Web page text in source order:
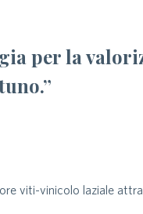
per la
viti-vinicolo laziale